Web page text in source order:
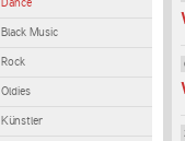
Black Music
Rock
Oldies
Künstler